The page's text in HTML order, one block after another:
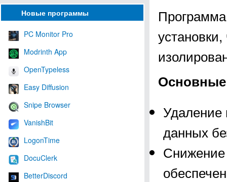
Новые программы
PC Monitor Pro
Modrinth App
OpenTypeless
Easy Diffusion
Snipe Browser
VanishBit
LogonTime
DocuClerk
BetterDiscord
данных
Снижение